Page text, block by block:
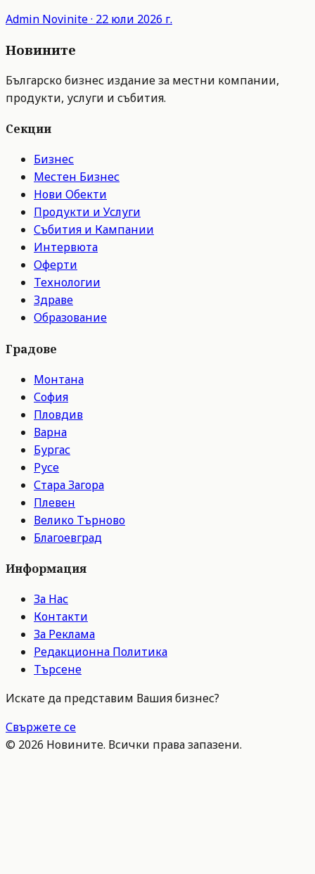
Admin Novinite· 22 юли 2026 г.
Новините
Българско бизнес издание за местни компании,
продукти, услуги и събития.
Секции
Бизнес
Местен Бизнес
Нови Обекти
Продукти и Услуги
Събития и Кампании
Интервюта
Оферти
Технологии
Здраве
Образование
Градове
Монтана
София
Пловдив
Варна
Бургас
Русе
Стара Загора
Плевен
Велико Търново
Благоевград
Информация
За Нас
Контакти
За Реклама
Редакционна Политика
Търсене
Искате да представим Вашия бизнес?
Свържете се
© 2026 Новините. Всички права запазени.